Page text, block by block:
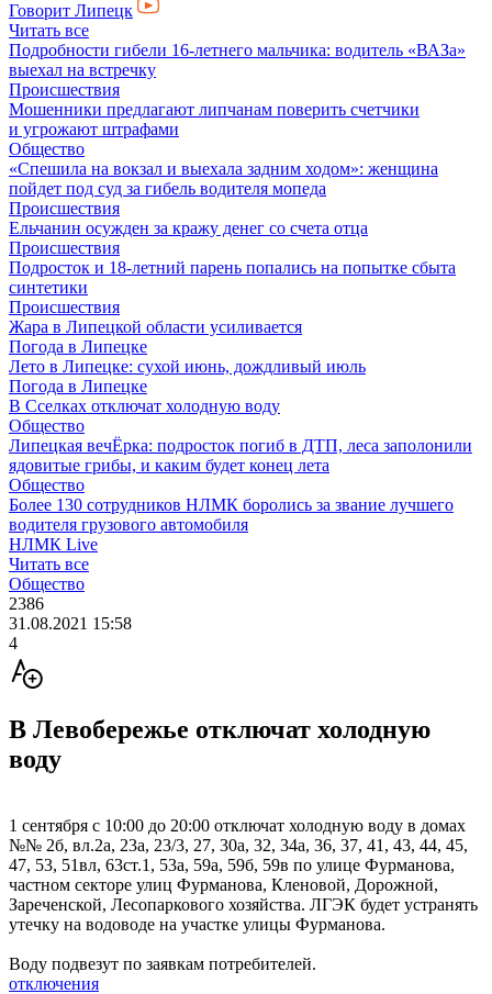
Говорит Липецк
Читать все
Подробности гибели 16-летнего мальчика: водитель «ВАЗа»
выехал на встречку
Происшествия
Мошенники предлагают липчанам поверить счетчики
и угрожают штрафами
Общество
«Спешила на вокзал и выехала задним ходом»: женщина
пойдет под суд за гибель водителя мопеда
Происшествия
Ельчанин осужден за кражу денег со счета отца
Происшествия
Подросток и 18-летний парень попались на попытке сбыта
синтетики
Происшествия
Жара в Липецкой области усиливается
Погода в Липецке
Лето в Липецке: сухой июнь, дождливый июль
Погода в Липецке
В Сселках отключат холодную воду
Общество
Липецкая вечЁрка: подросток погиб в ДТП, леса заполонили
ядовитые грибы, и каким будет конец лета
Общество
Более 130 сотрудников НЛМК боролись за звание лучшего
водителя грузового автомобиля
НЛМК Live
Читать все
Общество
2386
31.08.2021 15:58
4
В Левобережье отключат холодную
воду
1 сентября с 10:00 до 20:00 отключат холодную воду в домах
№№ 2б, вл.2а, 23а, 23/3, 27, 30а, 32, 34а, 36, 37, 41, 43, 44, 45,
47, 53, 51вл, 63ст.1, 53а, 59а, 59б, 59в по улице Фурманова,
частном секторе улиц Фурманова, Кленовой, Дорожной,
Зареченской, Лесопаркового хозяйства. ЛГЭК будет устранять
утечку на водоводе на участке улицы Фурманова.
Воду подвезут по заявкам потребителей.
отключения